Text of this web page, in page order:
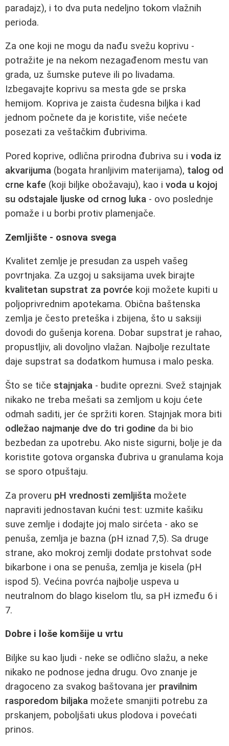
paradajz), i to dva puta nedeljno tokom vlažnih
perioda.
Za one koji ne mogu da nađu svežu koprivu -
potražite je na nekom nezagađenom mestu van
grada, uz šumske puteve ili po livadama.
Izbegavajte koprivu sa mesta gde se prska
hemijom. Kopriva je zaista čudesna biljka i kad
jednom počnete da je koristite, više nećete
posezati za veštačkim đubrivima.
Pored koprive, odlična prirodna đubriva su i voda iz
akvarijuma (bogata hranljivim materijama), talog od
crne kafe (koji biljke obožavaju), kao i voda u kojoj
su odstajale ljuske od crnog luka - ovo poslednje
pomaže i u borbi protiv plamenjače.
Zemljište - osnova svega
Kvalitet zemlje je presudan za uspeh vašeg
povrtnjaka. Za uzgoj u saksijama uvek birajte
kvalitetan supstrat za povrće koji možete kupiti u
poljoprivrednim apotekama. Obična baštenska
zemlja je često preteška i zbijena, što u saksiji
dovodi do gušenja korena. Dobar supstrat je rahao,
propustljiv, ali dovoljno vlažan. Najbolje rezultate
daje supstrat sa dodatkom humusa i malo peska.
Što se tiče stajnjaka - budite oprezni. Svež stajnjak
nikako ne treba mešati sa zemljom u koju ćete
odmah saditi, jer će spržiti koren. Stajnjak mora biti
odležao najmanje dve do tri godine da bi bio
bezbedan za upotrebu. Ako niste sigurni, bolje je da
koristite gotova organska đubriva u granulama koja
se sporo otpuštaju.
Za proveru pH vrednosti zemljišta možete
napraviti jednostavan kućni test: uzmite kašiku
suve zemlje i dodajte joj malo sirćeta - ako se
penuša, zemlja je bazna (pH iznad 7,5). Sa druge
strane, ako mokroj zemlji dodate prstohvat sode
bikarbone i ona se penuša, zemlja je kisela (pH
ispod 5). Većina povrća najbolje uspeva u
neutralnom do blago kiselom tlu, sa pH između 6 i
7.
Dobre i loše komšije u vrtu
Biljke su kao ljudi - neke se odlično slažu, a neke
nikako ne podnose jedna drugu. Ovo znanje je
dragoceno za svakog baštovana jer pravilnim
rasporedom biljaka možete smanjiti potrebu za
prskanjem, poboljšati ukus plodova i povećati
prinos.